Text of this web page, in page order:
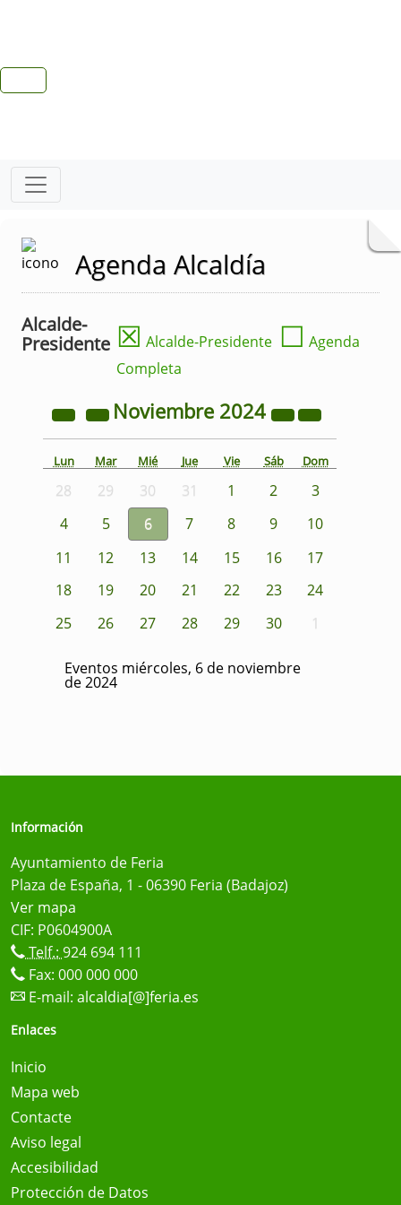
Agenda Alcaldía
Alcalde-
Presidente ☒ Alcalde-Presidente ☐ Agenda
Completa
Noviembre 2024
Lun Mar Mié Jue Vie Sáb Dom
28 29 30 31 1 2
3
4
5 6 7 8 9
10
11
12 13 14 15 16
17
18
19 20 21 22 23
24
25
26 27 28 29 30 1
Eventos miércoles, 6 de noviembre
de 2024
Información
Ayuntamiento de Feria
Plaza de España, 1 - 06390 Feria (Badajoz)
Ver mapa
CIF: P0604900A
Telf.: 924 694 111
Fax: 000 000 000
E-mail: alcaldia[@]feria.es
Enlaces
Inicio
Mapa web
Contacte
Aviso legal
Accesibilidad
Protección de Datos